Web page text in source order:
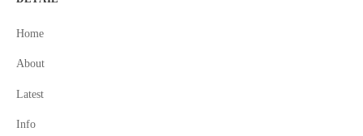
Home
About
Latest
Info